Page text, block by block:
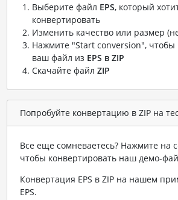
Выберите файл EPS, который
конвертировать
Изменить качество или размер
Нажмите "Start conversion", чтобы
ваш файл из EPS в ZIP
Скачайте файл ZIP
Попробуйте конвертацию в ZIP на
Все еще сомневаетесь? Нажмите на
чтобы конвертировать наш демо-
Конвертация EPS в ZIP на нашем
EPS.